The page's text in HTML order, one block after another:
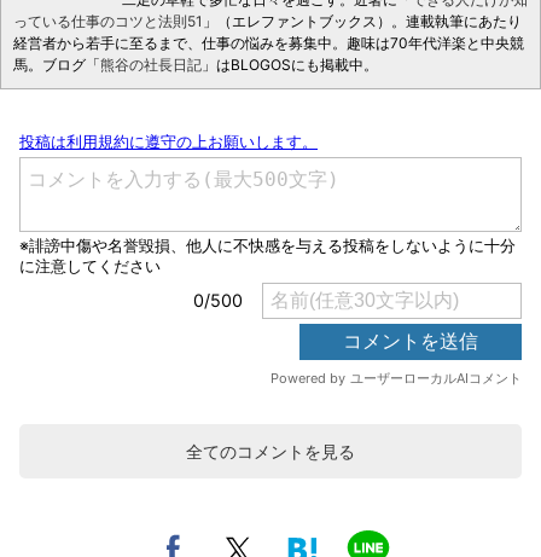
っている仕事のコツと法則51 」（エレファントブックス）。連載執筆にあたり
経営者から若手に至るまで、仕事の悩みを募集中。趣味は70年代洋楽と中央競
馬。ブログ「熊谷の社長日記 」はBLOGOSにも掲載中。
全てのコメントを見る